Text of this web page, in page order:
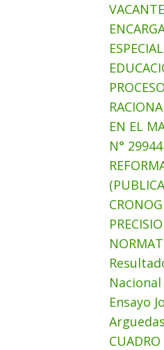
EN EL
N°
Ensayo
Arguedas